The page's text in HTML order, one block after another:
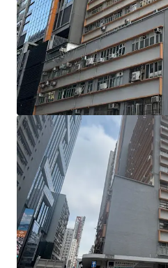
組合將按現狀連同現有租約出
偉益工業大廈樓高15層，是次
約24,552平方呎（連平台），
方呎平台）、5樓至7樓、9樓
位。各單位面積介乎約1,870
為2.89米，樓面負重每方呎約
配合大窗設計，室內採光極佳
開揚，間隔方正實用。此外，
程，整體外觀煥然一新。
物業坐落大角咀核心重建區的
及私人重建項目陸續落成，如
Bedford Place、九龍企業大
圍濃厚。交通配套方面，從物
站僅需10至15分鐘，附近更設